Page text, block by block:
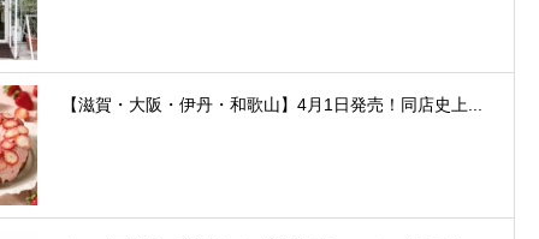
【滋賀・大阪・伊丹・和歌山】4月1日発売！同店史上...